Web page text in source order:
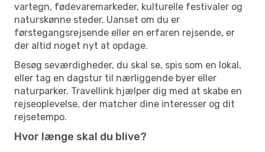
vartegn, fødevaremarkeder, kulturelle festivaler og
naturskønne steder. Uanset om du er
førstegangsrejsende eller en erfaren rejsende, er
der altid noget nyt at opdage.
Besøg seværdigheder, du skal se, spis som en lokal,
eller tag en dagstur til nærliggende byer eller
naturparker. Travellink hjælper dig med at skabe en
rejseoplevelse, der matcher dine interesser og dit
rejsetempo.
Hvor længe skal du blive?